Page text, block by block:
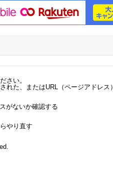
さい。
た、またはURL（ページアドレス
がないか確認する
やり直す